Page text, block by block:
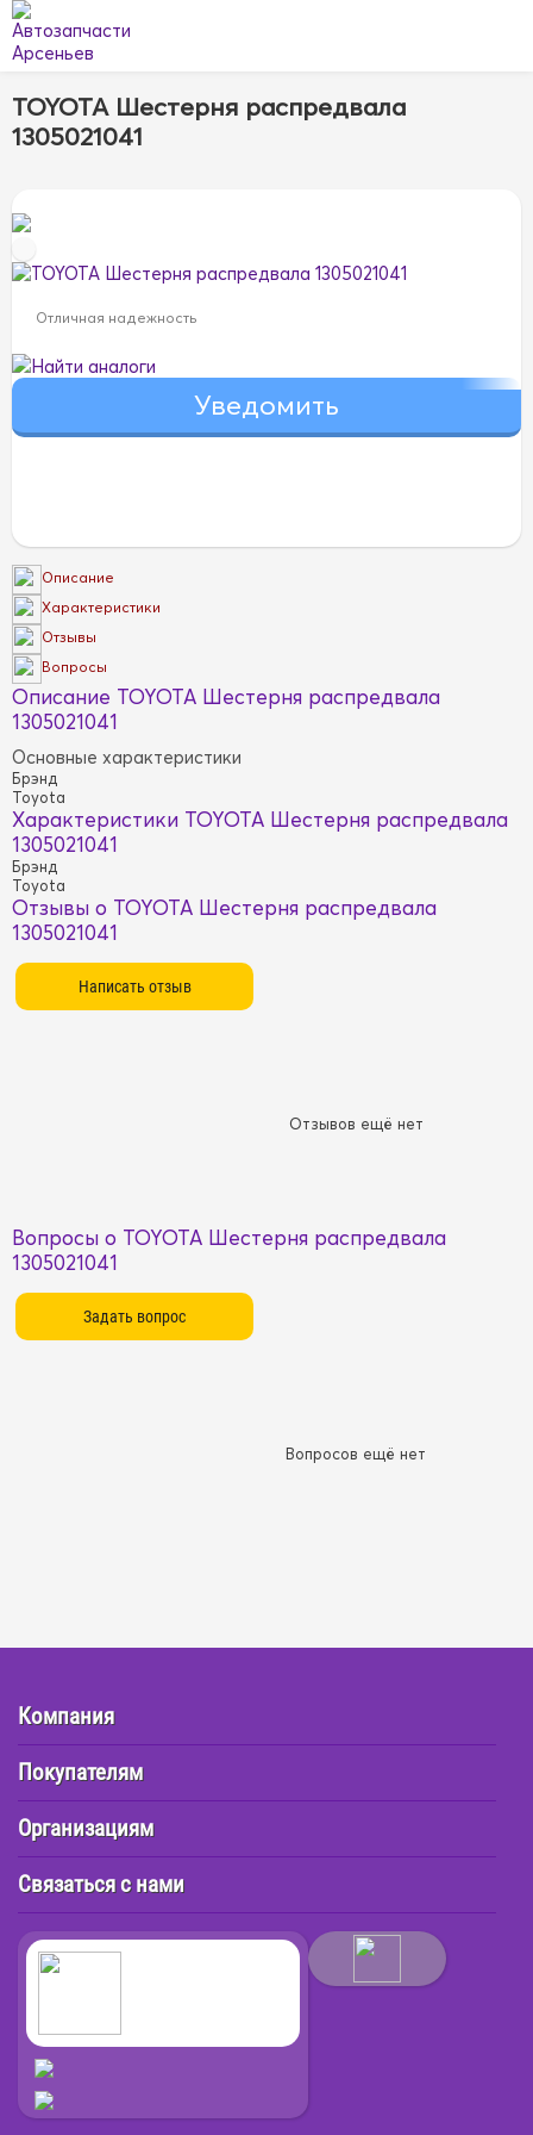
TOYOTA Шестерня распредвала
1305021041
Отличная надежность
Найти аналоги
Описание
Характеристики
Отзывы
Вопросы
Описание TOYOTA Шестерня распредвала
1305021041
Основные характеристики
Брэнд
Toyota
Характеристики TOYOTA Шестерня распредвала
1305021041
Брэнд
Toyota
Отзывы о TOYOTA Шестерня распредвала
1305021041
Отзывов ещё нет
Вопросы о TOYOTA Шестерня распредвала
1305021041
Вопросов ещё нет
Компания
Покупателям
Организациям
Связаться с нами